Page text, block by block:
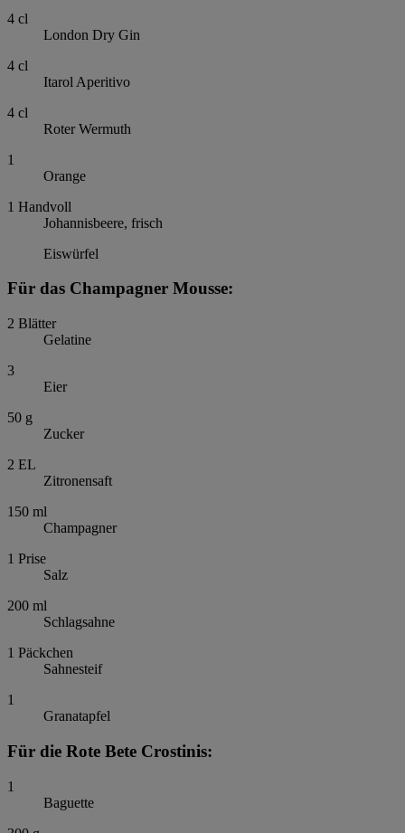
4 cl
London Dry Gin
4 cl
Itarol Aperitivo
4 cl
Roter Wermuth
1
Orange
1 Handvoll
Johannisbeere, frisch
Eiswürfel
Für das Champagner Mousse:
2 Blätter
Gelatine
3
Eier
50 g
Zucker
2 EL
Zitronensaft
150 ml
Champagner
1 Prise
Salz
200 ml
Schlagsahne
1 Päckchen
Sahnesteif
1
Granatapfel
Für die Rote Bete Crostinis:
1
Baguette